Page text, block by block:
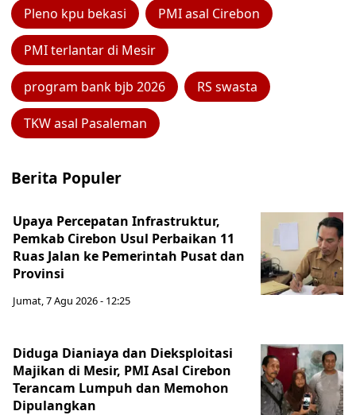
Pleno kpu bekasi PMI asal Cirebon
PMI terlantar di Mesir
program bank bjb 2026 RS swasta
TKW asal Pasaleman
Berita Populer
Upaya Percepatan Infrastruktur,
Pemkab Cirebon Usul Perbaikan 11
Ruas Jalan ke Pemerintah Pusat dan
Provinsi
Jumat, 7 Agu 2026 - 12:25
Diduga Dianiaya dan Dieksploitasi
Majikan di Mesir, PMI Asal Cirebon
Terancam Lumpuh dan Memohon
Dipulangkan